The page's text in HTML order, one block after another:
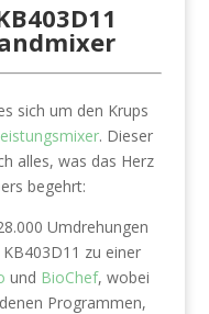
sich um den Krups
. Dieser
alles, was das Herz
begehrt:
Umdrehungen
zu einer
und BioChef, wobei
Programmen,